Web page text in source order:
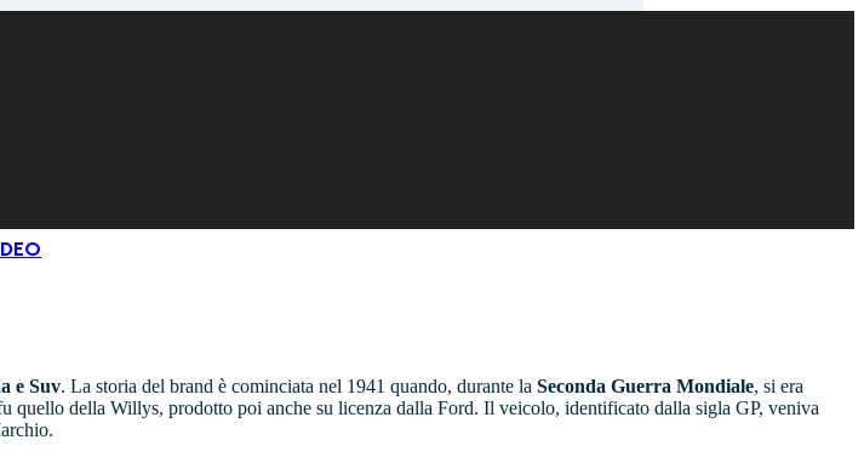
e Suv. La storia del brand è cominciata nel 1941 quando, durante la Seconda Guerra Mondiale, si era
quello della Willys, prodotto poi anche su licenza dalla Ford. Il veicolo, identificato dalla sigla GP, veniva